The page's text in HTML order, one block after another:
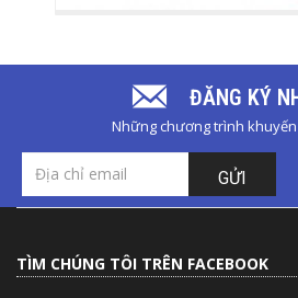
ĐĂNG KÝ
Những chương trình
GỬI
TÌM CHÚNG TÔI TRÊN FACEBOOK